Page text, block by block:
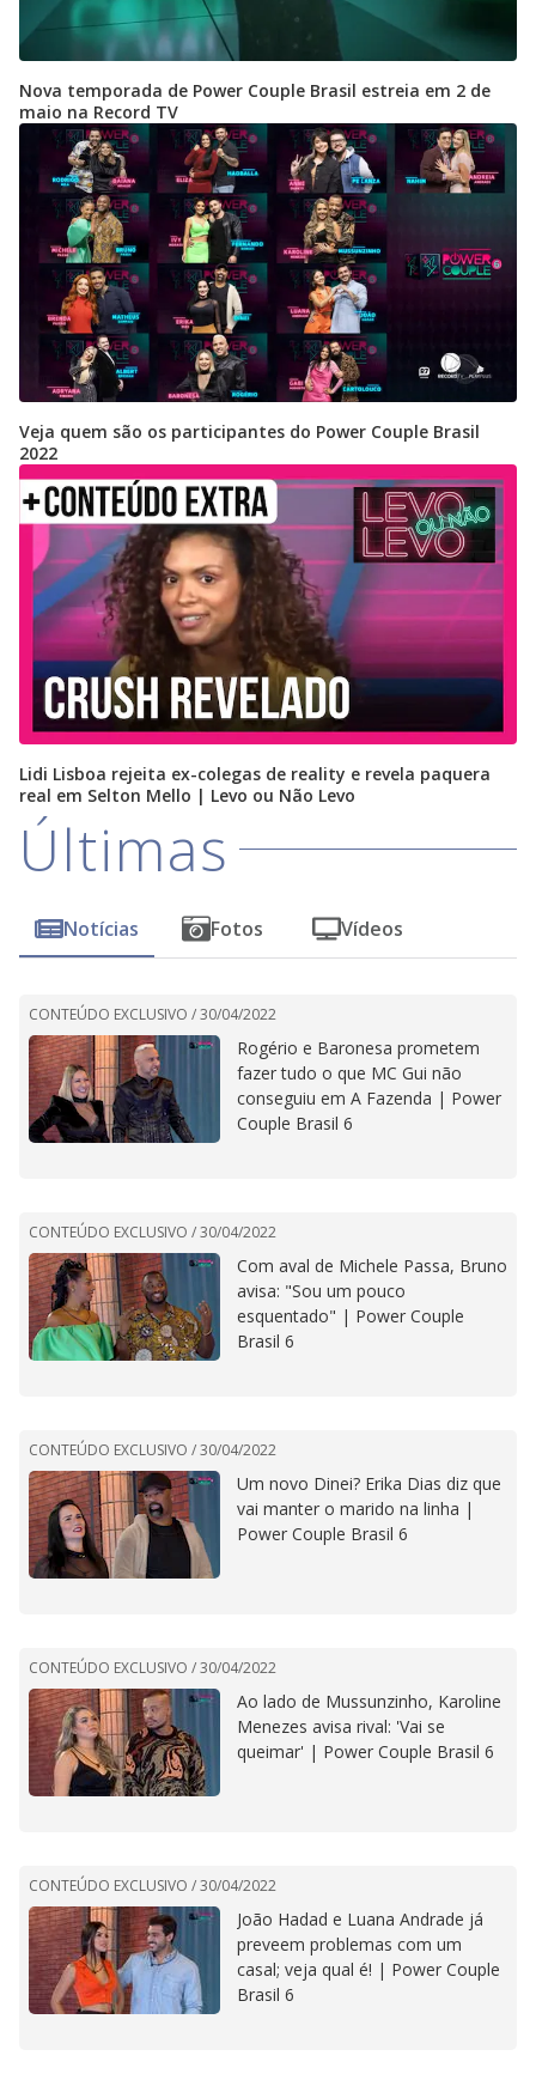
Nova temporada de Power Couple Brasil estreia em 2 de
maio na Record TV
Veja quem são os participantes do Power Couple Brasil
2022
Lidi Lisboa rejeita ex-colegas de reality e revela paquera
real em Selton Mello | Levo ou Não Levo
Últimas
Notícias Fotos Vídeos
CONTEÚDO EXCLUSIVO /30/04/2022
Rogério e Baronesa prometem
fazer tudo o que MC Gui não
conseguiu em A Fazenda | Power
Couple Brasil 6
CONTEÚDO EXCLUSIVO /30/04/2022
Com aval de Michele Passa, Bruno
avisa: "Sou um pouco
esquentado" | Power Couple
Brasil 6
CONTEÚDO EXCLUSIVO /30/04/2022
Um novo Dinei? Erika Dias diz que
vai manter o marido na linha |
Power Couple Brasil 6
CONTEÚDO EXCLUSIVO /30/04/2022
Ao lado de Mussunzinho, Karoline
Menezes avisa rival: 'Vai se
queimar' | Power Couple Brasil 6
CONTEÚDO EXCLUSIVO /30/04/2022
João Hadad e Luana Andrade já
preveem problemas com um
casal; veja qual é! | Power Couple
Brasil 6